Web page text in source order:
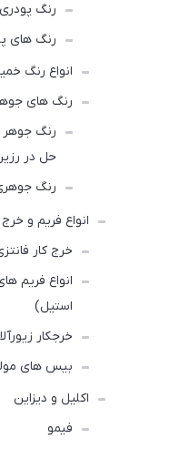
رنگ
رنگ های
انواع رنگ‌
رنگ های
حل در
رنگ‌
انواع فریم و
خرج کار
انواع فریم
استیل)
خرجکار
بیس های
اکلیل و دیزاین
فیمو